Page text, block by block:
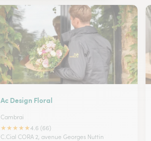
Ac Design Floral
Cambrai
★★★★★4.6 (66)
C.Cial CORA 2, avenue Georges Nuttin